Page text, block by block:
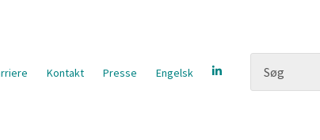
Kontakt Presse Engelsk